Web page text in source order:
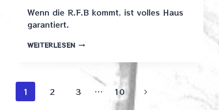
Wenn die R.F.B kommt, ist volles Haus
garantiert.
WEITERLESEN R.F.B.
ROCKFREUNDE
11.04.26
Seitennavigation
1 2 3 … 10
Nächste